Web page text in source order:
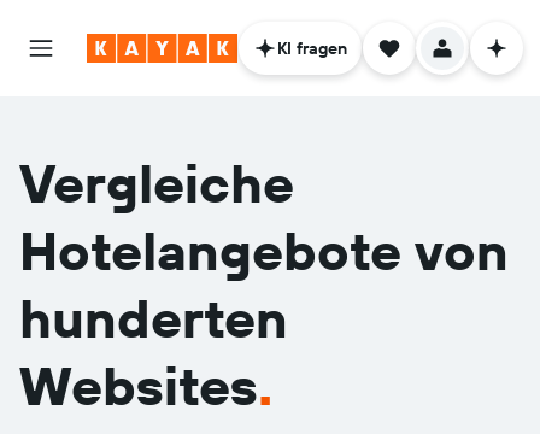
KI fragen
Vergleiche
Hotelangebote von
hunderten
Websites.